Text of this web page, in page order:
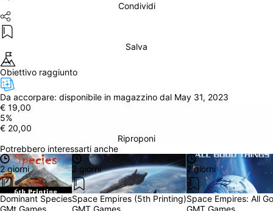
Condividi
Salva
Obiettivo raggiunto
Da accorpare: disponibile in magazzino dal May 31, 2023
€ 19,00
5%
€ 20,00
Riproponi
Potrebbero interessarti anche
2 giorni
Dominant Species
GMt Games
2 giorni
Space Empires (5th Printing)
GMT Games
2 giorni
Space Empires: All
GMT Games